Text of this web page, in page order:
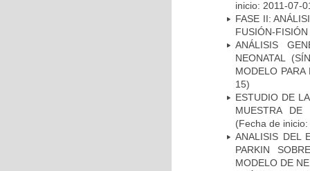
inicio: 2011-07-
FASE II:
FUSIÓN-
ANÁLISIS
NEONATAL
MODELO
15)
ESTUDIO DE
MUESTRA DE
(Fecha de
ANALISIS DEL
PARKIN
MODELO DE